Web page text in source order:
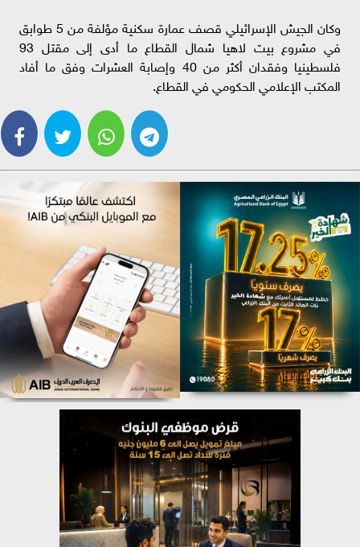
وكان الجيش الإسرائيلي قصف عمارة سكنية مؤلفة من 5 طوابق
في مشروع بيت لاهيا شمال القطاع ما أدى إلى مقتل 93
فلسطينيا وفقدان أكثر من 40 وإصابة العشرات وفق ما أفاد
المكتب الإعلامي الحكومي في القطاع.